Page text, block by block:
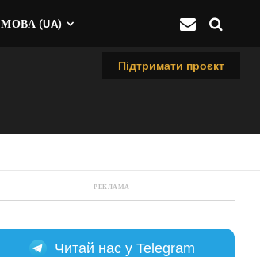
МОВА (UA)
Підтримати проєкт
РЕКЛАМА
Читай нас у Telegram